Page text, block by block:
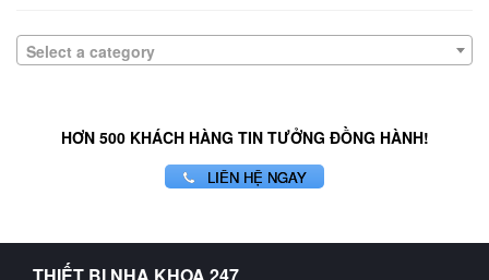
Select a category
HƠN 500 KHÁCH HÀNG TIN TƯỞNG ĐỒNG HÀNH!
LIÊN HỆ NGAY
THIẾT BỊ NHA KHOA 247